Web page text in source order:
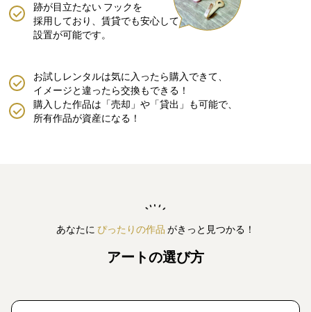
跡が目立たない フックを
採用しており、賃貸でも安心して
設置が可能です。
購入した作品は「売却」や「貸出」も可能で、
所有作品が資産になる！
お試しレンタルは気に入ったら購入できて、
イメージと違ったら交換もできる！
あなたに ぴったりの作品 がきっと見つかる！
アートの選び方